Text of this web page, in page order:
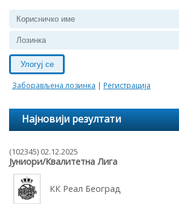
Улогуј се
Заборављена лозинка | Регистрација
Најновији резултати
(102345) 02.12.2025
Јуниори/Квалитетна Лига
КК Реал Београд